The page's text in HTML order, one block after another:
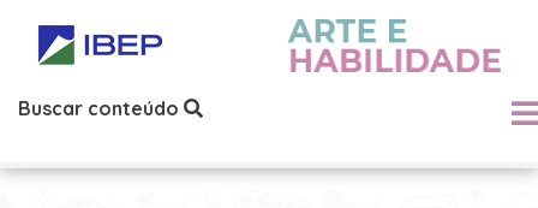
Buscar conteúdo